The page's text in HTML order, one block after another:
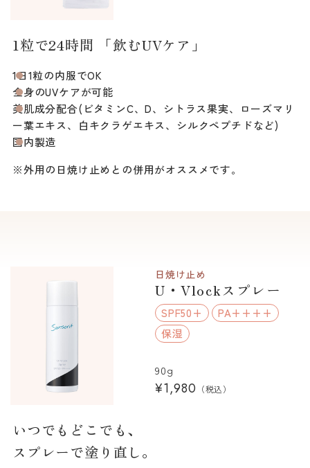
1粒で24時間 「飲むUVケア」
1日1粒の内服でOK
全身のUVケアが可能
美肌成分配合(ビタミンC、D、シトラス果実、ローズマリ
ー葉エキス、白キクラゲエキス、シルクペプチドなど)
国内製造
※外用の日焼け止めとの併用がオススメです。
日焼け止め
U・Vlockスプレー
SPF50+
PA++++
保湿
90g
¥1,980 （税込）
いつでもどこでも、
スプレーで塗り直し。